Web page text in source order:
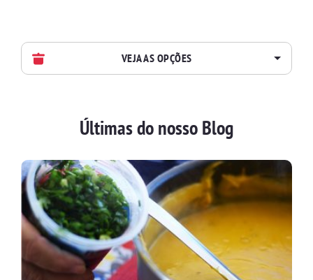
VEJA AS OPÇÕES
BATIDAS
BEBIDAS E DRINKS
BISCOITOS
BOLOS E TORTAS
Últimas do nosso Blog